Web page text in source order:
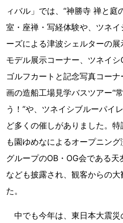
ィバル」では、“神勝寺 禅と庭
室・座禅・写経体験や、ツネ
ーズによる津波シェルターの
モデル展示コーナー、ツネイ
ゴルフカートと記念写真コー
画の造船工場見学バスツアー“
う！”や、ツネイシブルーパイ
ど多くの催しがありました。
も園ゆめなによるオープニン
グループのOB・OG会である
なども披露され、観客からの
た。
中でも今年は、東日本大震災